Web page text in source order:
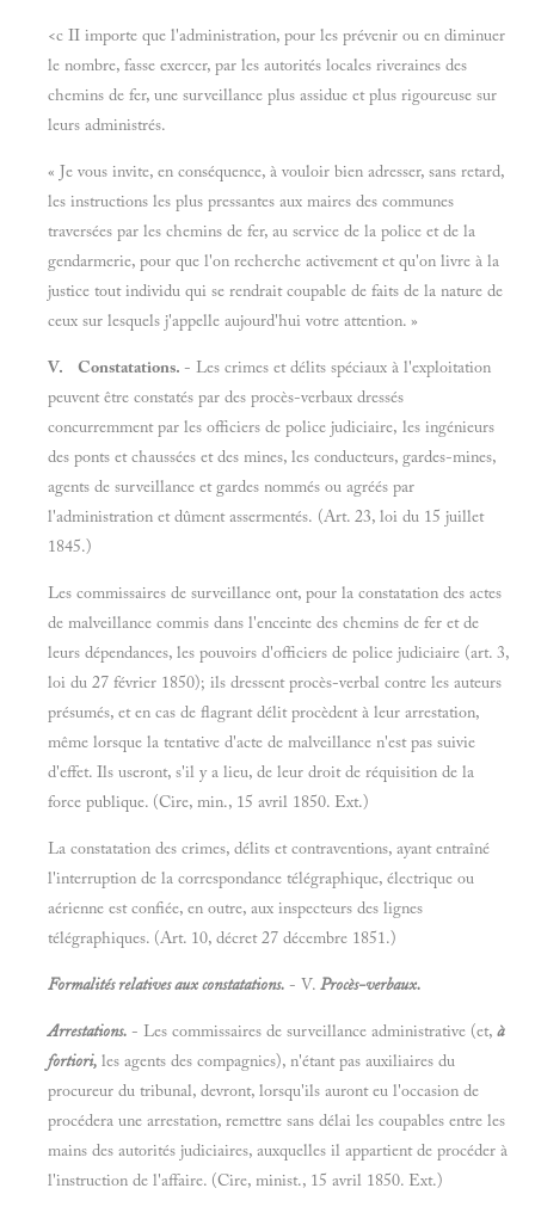
<c II importe que l'administration, pour les prévenir ou en diminuer
le nombre, fasse exercer, par les autorités locales riveraines des
chemins de fer, une surveillance plus assidue et plus rigoureuse sur
leurs administrés.
« Je vous invite, en conséquence, à vouloir bien adresser, sans retard,
les instructions les plus pressantes aux maires des communes
traversées par les chemins de fer, au service de la police et de la
gendarmerie, pour que l'on recherche activement et qu'on livre à la
justice tout individu qui se rendrait coupable de faits de la nature de
ceux sur lesquels j'appelle aujourd'hui votre attention. »
V. Constatations. - Les crimes et délits spéciaux à l'exploitation
peuvent être constatés par des procès-verbaux dressés
concurremment par les officiers de police judiciaire, les ingénieurs
des ponts et chaussées et des mines, les conducteurs, gardes-mines,
agents de surveillance et gardes nommés ou agréés par
l'administration et dûment assermentés. (Art. 23, loi du 15 juillet
1845.)
Les commissaires de surveillance ont, pour la constatation des actes
de malveillance commis dans l'enceinte des chemins de fer et de
leurs dépendances, les pouvoirs d'officiers de police judiciaire (art. 3,
loi du 27 février 1850); ils dressent procès-verbal contre les auteurs
présumés, et en cas de flagrant délit procèdent à leur arrestation,
même lorsque la tentative d'acte de malveillance n'est pas suivie
d'effet. Ils useront, s'il y a lieu, de leur droit de réquisition de la
force publique. (Cire, min., 15 avril 1850. Ext.)
La constatation des crimes, délits et contraventions, ayant entraîné
l'interruption de la correspondance télégraphique, électrique ou
aérienne est confiée, en outre, aux inspecteurs des lignes
télégraphiques. (Art. 10, décret 27 décembre 1851.)
Formalités relatives aux constatations. - V. Procès-verbaux.
Arrestations. - Les commissaires de surveillance administrative (et, à
fortiori, les agents des compagnies), n'étant pas auxiliaires du
procureur du tribunal, devront, lorsqu'ils auront eu l'occasion de
procédera une arrestation, remettre sans délai les coupables entre les
mains des autorités judiciaires, auxquelles il appartient de procéder à
l'instruction de l'affaire. (Cire, minist., 15 avril 1850. Ext.)